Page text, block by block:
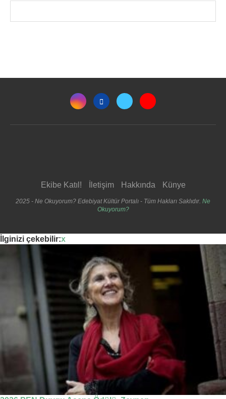
Ekibe Katıl! İletişim Hakkında Künye
2025 - Ne Okuyorum? Edebiyat Kültür Portalı - Tüm Hakları Saklıdır. Ne
Okuyorum?
İlginizi çekebilir:x